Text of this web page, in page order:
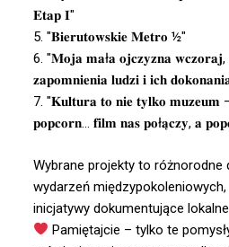
𝐄𝐭𝐚𝐩 𝐈"
5. "𝐁𝐢𝐞𝐫𝐮𝐭𝐨𝐰𝐬𝐤𝐢𝐞 𝐌𝐞𝐭𝐫𝐨 ½"
6. "𝐌𝐨𝐣𝐚 𝐦𝐚ł𝐚 𝐨𝐣𝐜𝐳𝐲𝐳𝐧𝐚 𝐰𝐜𝐳𝐨𝐫𝐚𝐣,
𝐳𝐚𝐩𝐨𝐦𝐧𝐢𝐞𝐧𝐢𝐚 𝐥𝐮𝐝𝐳𝐢 𝐢 𝐢𝐜𝐡
7. "𝐊𝐮𝐥𝐭𝐮𝐫𝐚 𝐭𝐨 𝐧𝐢𝐞 𝐭𝐲𝐥𝐤𝐨 𝐦𝐮𝐳𝐞𝐮𝐦
𝐩𝐨𝐩𝐜𝐨𝐫𝐧… 𝐟𝐢𝐥𝐦 𝐧𝐚𝐬 𝐩𝐨ł𝐚̨𝐜𝐳𝐲, 𝐚
Wybrane projekty to różnorodne
wydarzeń
inicjatywy dokumentujące
Pamiętajcie – tylko te